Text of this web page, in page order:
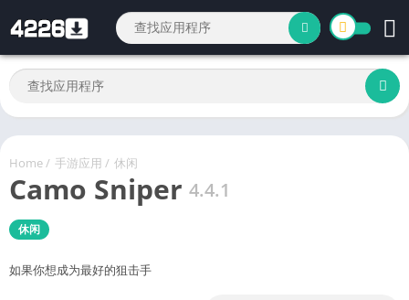
Home/ 手游应用 / 休闲
Camo Sniper 4.4.1
休闲
如果你想成为最好的狙击手